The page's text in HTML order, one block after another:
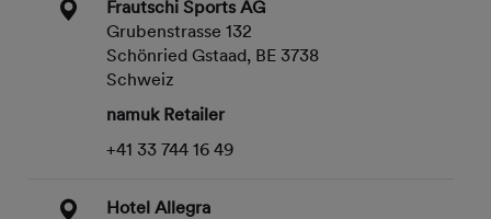
Frautschi Sports AG
Grubenstrasse 132
Schönried Gstaad, BE 3738
Schweiz
namuk Retailer
+41 33 744 16 49
Hotel Allegra